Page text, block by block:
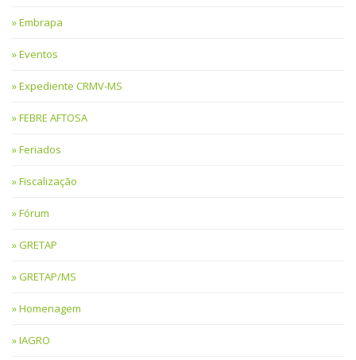
Embrapa
Eventos
Expediente CRMV-MS
FEBRE AFTOSA
Feriados
Fiscalização
Fórum
GRETAP
GRETAP/MS
Homenagem
IAGRO